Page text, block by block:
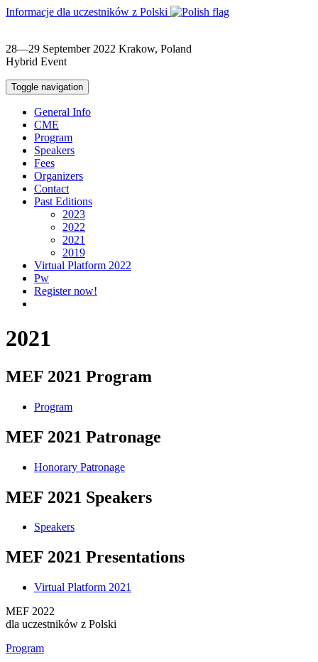
Informacje dla uczestników z Polski
28—29 September 2022 Krakow, Poland
Hybrid Event
Toggle navigation
General Info
CME
Program
Speakers
Fees
Organizers
Contact
Past Editions
2023
2022
2021
2019
Virtual Platform 2022
Pw
Register now!
2021
MEF 2021 Program
Program
MEF 2021 Patronage
Honorary Patronage
MEF 2021 Speakers
Speakers
MEF 2021 Presentations
Virtual Platform 2021
MEF 2022
dla uczestników z Polski
Program